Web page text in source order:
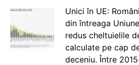
Unici în UE:
din întreaga
redus cheltuielile
calculate pe cap
deceniu. Între